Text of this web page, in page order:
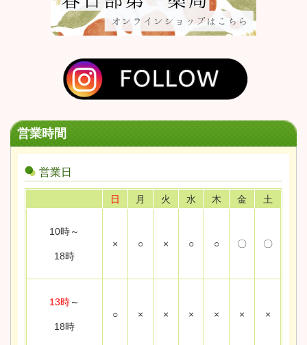
営業時間
営業日
日 月 火 水 木 金 土
10時～
18時
× ○ × ○ ○ 〇 〇
13時～
18時
○ × × × × × ×